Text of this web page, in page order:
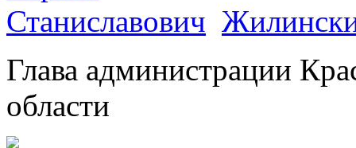
Глава администрации
области